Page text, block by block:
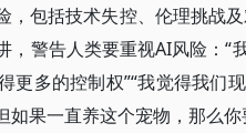
，包括技术失控、伦理挑战
，警告人类要重视AI风险：“
更多的控制权”“我觉得我们
如果一直养这个宠物，那么